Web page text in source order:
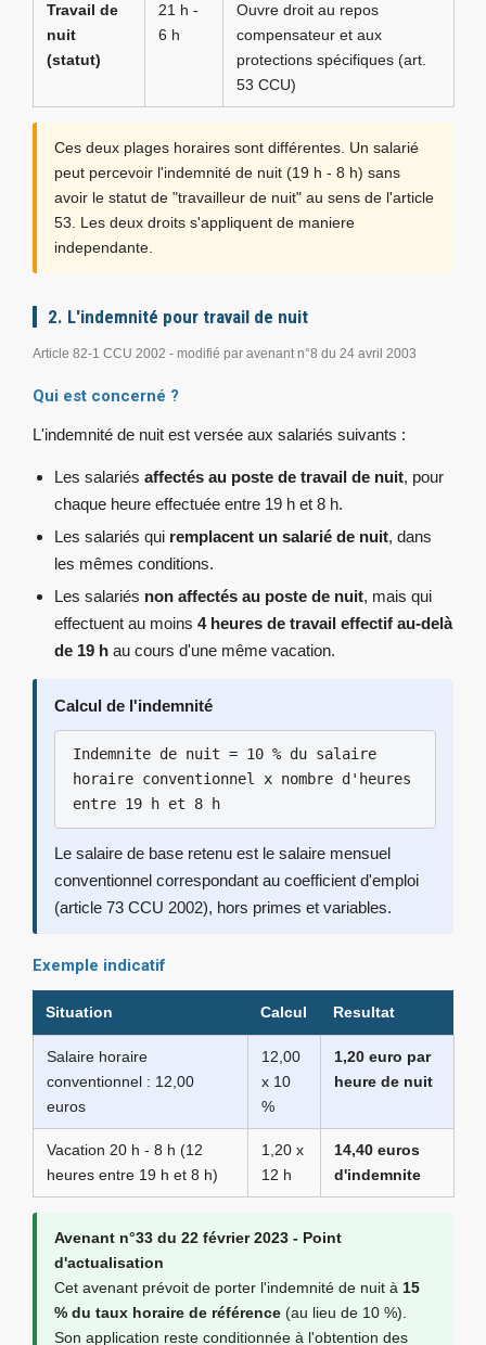
Travail de
nuit
(statut)
21 h -
6 h
Ouvre droit au repos
compensateur et aux
protections spécifiques (art.
53 CCU)
Ces deux plages horaires sont différentes. Un salarié
peut percevoir l'indemnité de nuit (19 h - 8 h) sans
avoir le statut de "travailleur de nuit" au sens de l'article
53. Les deux droits s'appliquent de maniere
independante.
2. L'indemnité pour travail de nuit
Article 82-1 CCU 2002 - modifié par avenant n°8 du 24 avril 2003
Qui est concerné ?
L'indemnité de nuit est versée aux salariés suivants :
Les salariés affectés au poste de travail de nuit, pour
chaque heure effectuée entre 19 h et 8 h.
Les salariés qui remplacent un salarié de nuit, dans
les mêmes conditions.
Les salariés non affectés au poste de nuit, mais qui
effectuent au moins 4 heures de travail effectif au-delà
de 19 h au cours d'une même vacation.
Calcul de l'indemnité
Indemnite de nuit = 10 % du salaire
horaire conventionnel x nombre d'heures
entre 19 h et 8 h
Le salaire de base retenu est le salaire mensuel
conventionnel correspondant au coefficient d'emploi
(article 73 CCU 2002), hors primes et variables.
Exemple indicatif
Situation Calcul Resultat
Salaire horaire
conventionnel : 12,00
euros
12,00
x 10
%
1,20 euro par
heure de nuit
Vacation 20 h - 8 h (12
heures entre 19 h et 8 h)
1,20 x
12 h
14,40 euros
d'indemnite
Avenant n°33 du 22 février 2023 - Point
d'actualisation
Cet avenant prévoit de porter l'indemnité de nuit à 15
% du taux horaire de référence (au lieu de 10 %).
Son application reste conditionnée à l'obtention des